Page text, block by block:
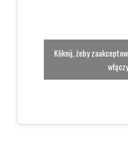
Kliknij, żeby